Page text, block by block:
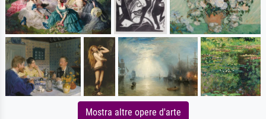
Mostra altre opere d'arte